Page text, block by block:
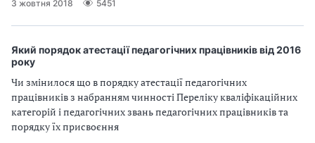
3 жовтня 2018 5451
Який порядок атестації педагогічних працівників від 2016
року
Чи змінилося що в порядку атестації педагогічних
працівників з набранням чинності Переліку кваліфікаційних
категорій і педагогічних звань педагогічних працівників та
порядку їх присвоєння